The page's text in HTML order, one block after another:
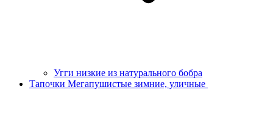
Угги низкие из натурального бобра
Тапочки Мегапушистые зимние, уличные